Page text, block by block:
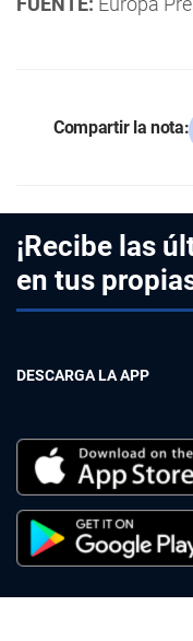
Compartir la nota:
¡Recibe las
en tus
DESCARGA LA APP